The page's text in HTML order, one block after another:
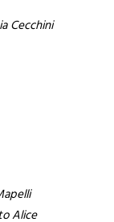
Cecchini
Alice